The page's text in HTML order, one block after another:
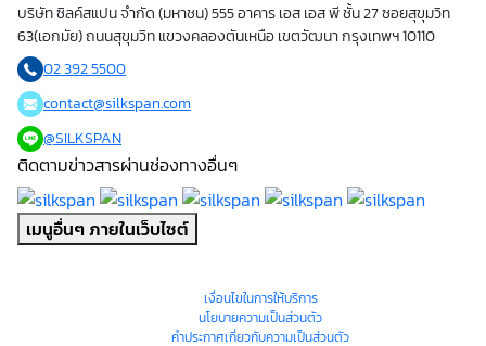
บริษัท ซิลค์สแปน จำกัด (มหาชน) 555 อาคาร เอส เอส พี ชั้น 27 ซอยสุขุมวิท
63(เอกมัย) ถนนสุขุมวิท แขวงคลองตันเหนือ เขตวัฒนา กรุงเทพฯ 10110
02 392 5500
contact@silkspan.com
@SILKSPAN
ติดตามข่าวสารผ่านช่องทางอื่นๆ
เมนูอื่นๆ ภายในเว็บไซต์
เงื่อนไขในการให้บริการ
นโยบายความเป็นส่วนตัว
คำประกาศเกี่ยวกับความเป็นส่วนตัว